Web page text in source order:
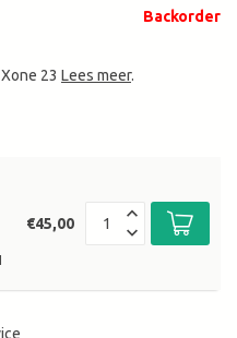
Backorder
23 Lees meer.
€45,00